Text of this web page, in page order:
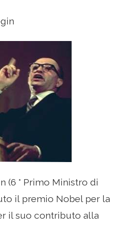
(6 ° Primo Ministro di
il premio Nobel per la
il suo contributo alla